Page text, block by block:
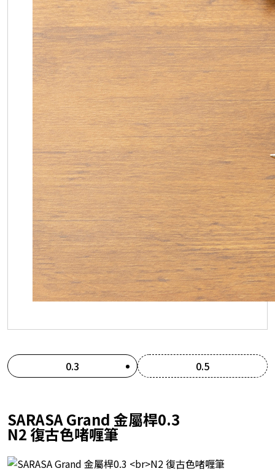
0.3 0.5
SARASA Grand 金屬桿0.3
N2 復古色啫喱筆